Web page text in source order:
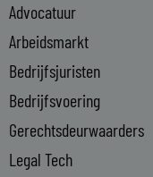
d
i
n
-
i
n
Advocatuur
Arbeidsmarkt
Bedrijfsjuristen
Bedrijfsvoering
Gerechtsdeurwaarders
Legal Tech